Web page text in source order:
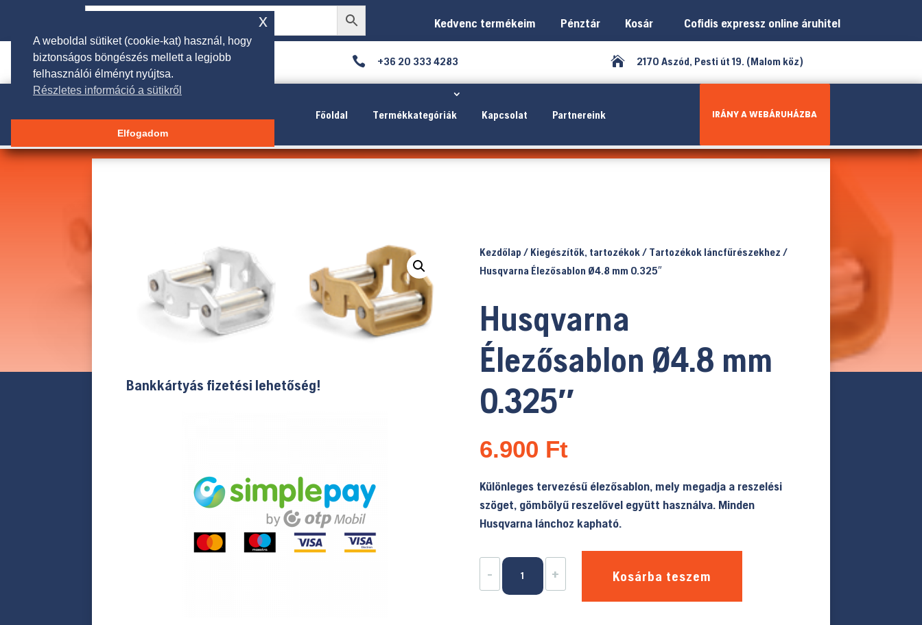
Kedvenc termékeim Pénztár Kosár Cofidis expressz online áruhitel
 rendeles@galgakertigep.hu  +36 20 333 4283  2170 Aszód, Pesti út 19. (Malom köz)
Főoldal Termékkategóriák Kapcsolat Partnereink IRÁNY A WEBÁRUHÁZBA
Bankkártyás fizetési lehetőség!
Kezdőlap / Kiegészítők, tartozékok/ Tartozékok láncfűrészekhez /
Husqvarna Élezősablon Ø4.8 mm 0.325″
Husqvarna
Élezősablon Ø4.8 mm
0.325″
6.900 Ft
Különleges tervezésű élezősablon, mely megadja a reszelési
szöget, gömbölyű reszelővel együtt használva. Minden
Husqvarna lánchoz kapható.
-
Husqvarna
+ Kosárba teszem
A weboldal sütiket (cookie-kat) használ, hogy
biztonságos böngészés mellett a legjobb
felhasználói élményt nyújtsa.
Részletes információ a sütikről
Elfogadom
x